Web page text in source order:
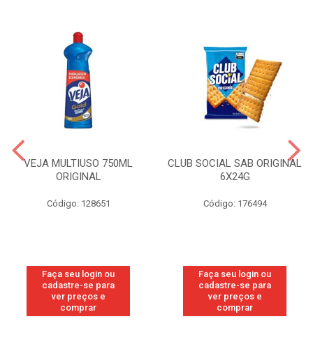
VEJA MULTIUSO 750ML
ORIGINAL
Código: 128651
Faça seu login ou
cadastre-se para
ver preços e
comprar
CLUB SOCIAL SAB ORIGINAL
6X24G
Código: 176494
Faça seu login ou
cadastre-se para
ver preços e
comprar